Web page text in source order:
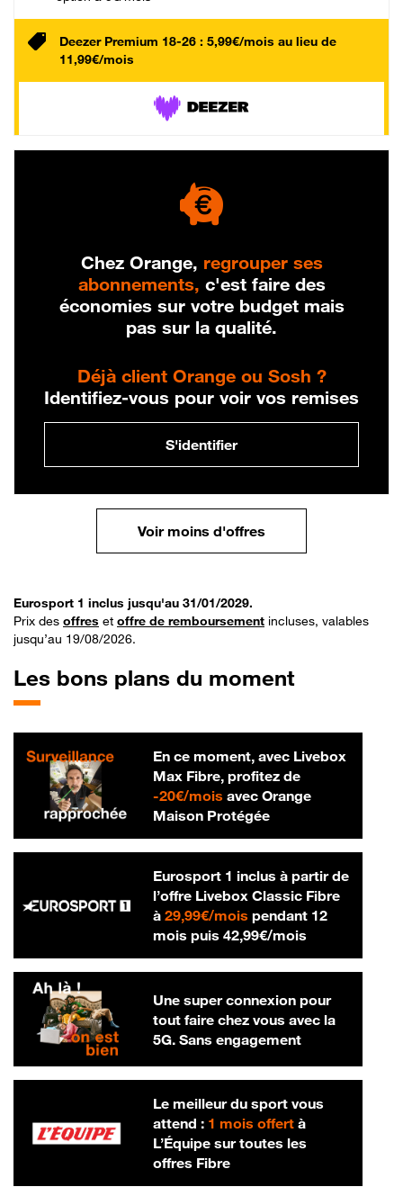
Deezer Premium 18-26 : 5,99€/mois au lieu de
11,99€/mois
Chez Orange, regrouper ses
abonnements, c'est faire des
économies sur votre budget mais
pas sur la qualité.
Déjà client Orange ou Sosh ?
Identifiez-vous pour voir vos remises
S'identifier
Voir moins d'offres
Eurosport 1 inclus jusqu'au 31/01/2029.
Prix des offres et offre de remboursement incluses, valables
jusqu’au 19/08/2026.
Les bons plans du moment
En ce moment, avec Livebox
Max Fibre, profitez de
-20€/mois20 € par mois
avec Orange
Maison Protégée
Eurosport 1 inclus à partir de
l’offre Livebox Classic Fibre
à 29,99€/mois29,99 € par mois
pendant 12
mois puis 42,99€/mois42,99 € par
Une super connexion pour
tout faire chez vous avec la
5G. Sans engagement
Le meilleur du sport vous
attend : 1 mois offertà
L’Équipe sur toutes les
offres Fibre